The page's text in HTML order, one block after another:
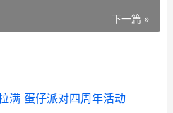
下一篇 »
满 蛋仔派对四周年活动